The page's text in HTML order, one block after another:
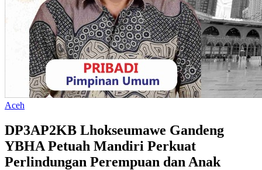
Aceh
DP3AP2KB Lhokseumawe Gandeng
YBHA Petuah Mandiri Perkuat
Perlindungan Perempuan dan Anak